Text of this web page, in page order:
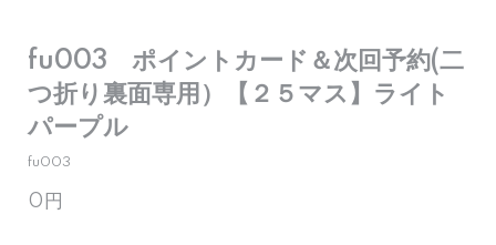
fu003 ポイントカード＆次回予約(二
つ折り裏面専用）【２５マス】ライト
パープル
fu003
0円